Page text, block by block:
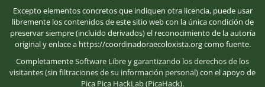
Excepto elementos concretos que indiquen otra licencia, puede usar
libremente los contenidos de este sitio web con la única condición de
preservar siempre (incluido derivados) el reconocimiento de la autoría
original y enlace a https://coordinadoraecoloxista.org como fuente.
CompletamenteSoftware Libreygarantizando los derechos de los
visitantes (sin filtraciones de su información personal)con el apoyo de
Pica Pica HackLab (PicaHack).